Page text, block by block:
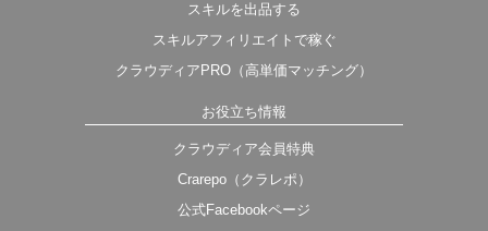
スキルを出品する
スキルアフィリエイトで稼ぐ
クラウディアPRO（高単価マッチング）
お役立ち情報
クラウディア会員特典
Crarepo（クラレポ）
公式Facebookページ